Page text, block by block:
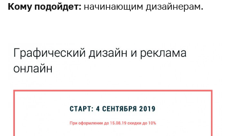
Кому подойдет: начинающим дизайнерам.